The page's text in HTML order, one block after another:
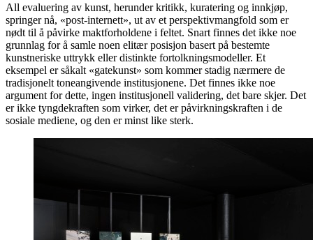
All evaluering av kunst, herunder kritikk, kuratering og innkjøp,
springer nå, «post-internett», ut av et perspektivmangfold som er
nødt til å påvirke maktforholdene i feltet. Snart finnes det ikke noe
grunnlag for å samle noen elitær posisjon basert på bestemte
kunstneriske uttrykk eller distinkte fortolkningsmodeller. Et
eksempel er såkalt «gatekunst» som kommer stadig nærmere de
tradisjonelt toneangivende institusjonene. Det finnes ikke noe
argument for dette, ingen institusjonell validering, det bare skjer. Det
er ikke tyngdekraften som virker, det er påvirkningskraften i de
sosiale mediene, og den er minst like sterk.